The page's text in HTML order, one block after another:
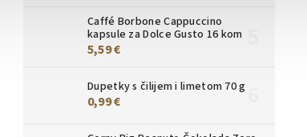
Caffé Borbone Cappuccino
kapsule za Dolce Gusto 16 kom
5,59 €
Dupetky s čilijem i limetom 70 g
0,99 €